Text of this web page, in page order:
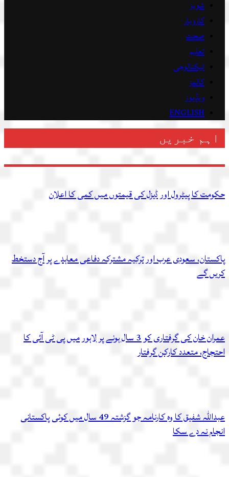
شوبز
کاروبار
صحت
تعلیم
ٹیکنالوجی
کالمز
ویڈیوز
ENGLISH
اہم خبریں
حکومت کا پیٹرول اور ڈیزل کی قیمتوں میں کمی کا اعلان
پاکستان، سعودی عرب اور ترکیہ مشترکہ دفاعی معاہدے پر آج دستخط
کریں گے
عمران خان کی گرفتاری کو 3 سال ہونے پر لاہور میں پی ٹی آئی کا
احتجاج، متعدد کارکن گرفتار
عبداللہ شفیق کا وہ کارنامہ جو گزشتہ 49 سال میں کوئی پاکستانی
انجام نہ دے سکا